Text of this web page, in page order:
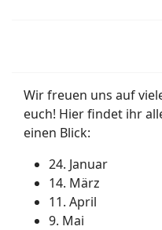
Wir freuen uns auf
euch! Hier findet ihr
einen Blick:
24. Januar
14. März
11. April
9. Mai